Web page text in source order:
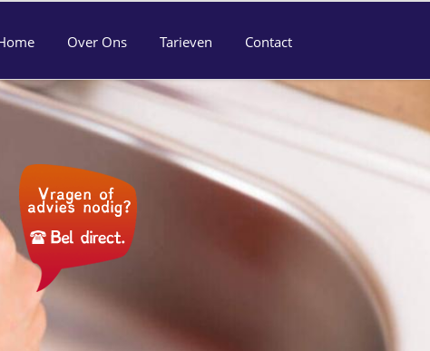
Over Ons Tarieven Contact